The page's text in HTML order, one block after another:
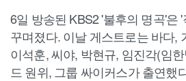
6일 방송된 KBS2 '불후의 명곡'은
꾸며졌다. 이날 게스트로는 바다,
이석훈, 씨야, 박현규, 임진각(임
드 원위, 그룹 싸이커스가 출연했